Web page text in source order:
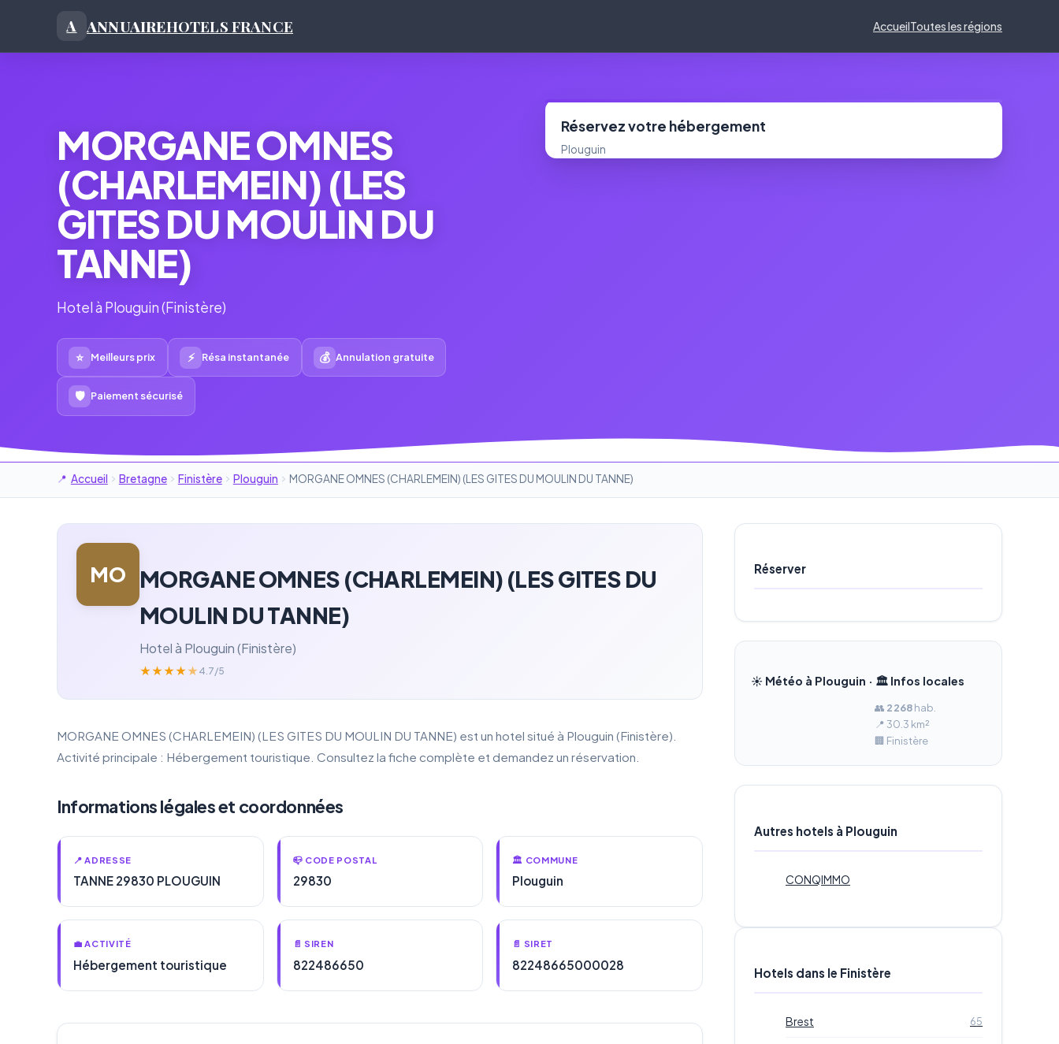
A ANNUAIREHOTELS FRANCE AccueilToutes les régions
MORGANE OMNES
(CHARLEMEIN) (LES
GITES DU MOULIN DU
TANNE)
Hotel à Plouguin (Finistère)
⭐ Meilleurs prix ⚡ Résa instantanée 💰 Annulation gratuite
🛡 Paiement sécurisé
Réservez votre hébergement
Plouguin
Accueil Bretagne Finistère Plouguin MORGANE OMNES (CHARLEMEIN) (LES GITES DU MOULIN DU TANNE)
MO
MORGANE OMNES (CHARLEMEIN) (LES GITES DU
MOULIN DU TANNE)
Hotel à Plouguin (Finistère)
★★★★★ 4.7/5
MORGANE OMNES (CHARLEMEIN) (LES GITES DU MOULIN DU TANNE) est un hotel situé à Plouguin (Finistère).
Activité principale : Hébergement touristique. Consultez la fiche complète et demandez un réservation.
Informations légales et coordonnées
📍 ADRESSE
TANNE 29830 PLOUGUIN
📪 CODE POSTAL
29830
🏛️ COMMUNE
Plouguin
💼 ACTIVITÉ
Hébergement touristique
📄 SIREN
822486650
📄 SIRET
82248665000028
Réserver
☀️ Météo à Plouguin · 🏛️ Infos locales
👥 2 268hab.
📍 30.3 km²
🏢 Finistère
Autres hotels à Plouguin
CONQIMMO
Hotels dans le Finistère
Brest 65